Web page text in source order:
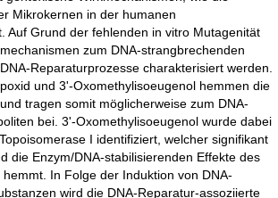
Mikrokernen in der humanen
Auf Grund der fehlenden in vitro Mutagenität
zum DNA-strangbrechenden
Reparaturprozesse charakterisiert werden.
und 3'-Oxomethylisoeugenol hemmen die
tragen somit möglicherweise zum DNA-
bei. 3'-Oxomethylisoeugenol wurde dabei
I identifiziert, welcher signifikant
die Enzym/DNA-stabilisierenden Effekte des
In Folge der Induktion von DNA-
wird die DNA-Reparatur-assoziierte